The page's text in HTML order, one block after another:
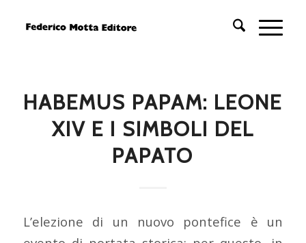
HABEMUS PAPAM: LEONE
XIV E I SIMBOLI DEL
PAPATO
L’elezione di un nuovo pontefice è un